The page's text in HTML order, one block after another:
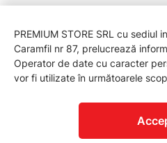
PREMIUM STORE SRL cu sediul
Caramfil nr 87, prelucrează
Operator de date cu caracter
vor fi utilizate în următoarele